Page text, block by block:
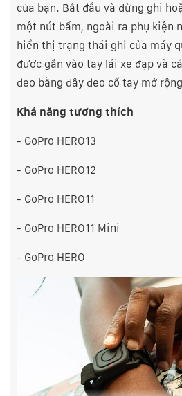
của bạn. Bắt đầu và dừng ghi
một nút bấm, ngoài ra phụ kiện
hiển thị trạng thái ghi của máy
được gắn vào tay lái xe đạp và
đeo bằng dây đeo cổ tay mở
Khả năng tương thích
- GoPro HERO13
- GoPro HERO12
- GoPro HERO11
- GoPro HERO11 Mini
- GoPro HERO